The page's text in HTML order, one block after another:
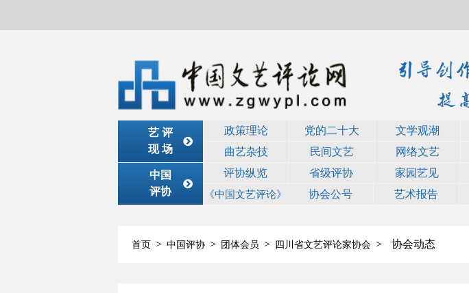
艺 评
现 场
政策理论 党的二十大 文学观潮
曲艺杂技
民间文艺 网络文艺
中国
评协
评协纵览 省级评协 家园艺见
《中国文艺评论》 协会公号 艺术报告
首页 > 中国评协 > 团体会员 > 四川省文艺评论家协会 > 协会动态